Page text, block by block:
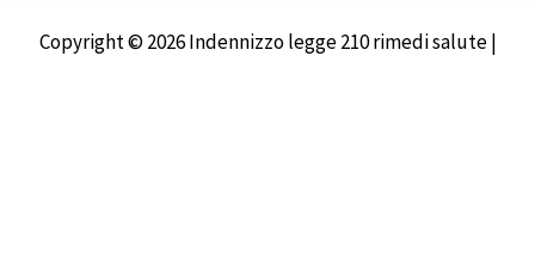
Copyright © 2026 Indennizzo legge 210 rimedi salute |